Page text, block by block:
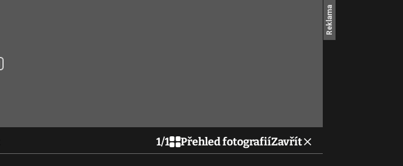
1/1 Přehled fotografiíZavřít